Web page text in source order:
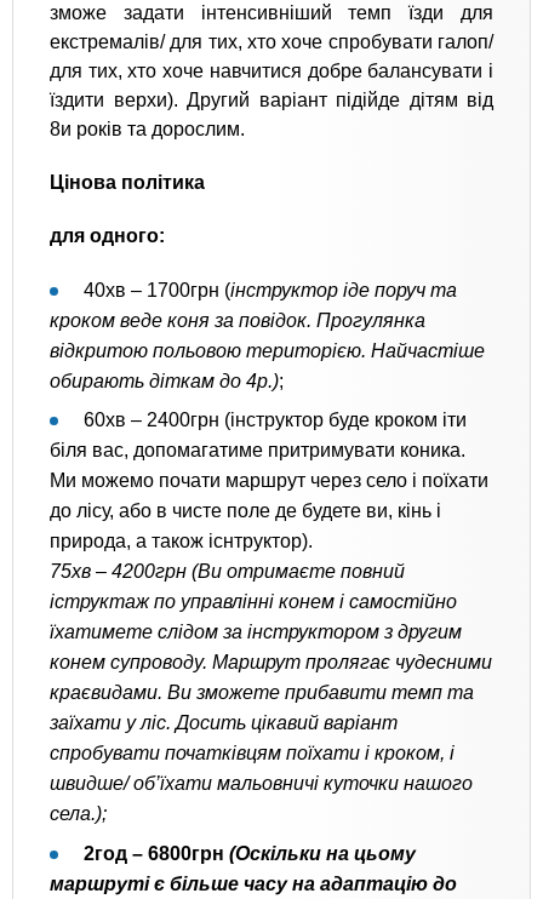
зможе задати інтенсивніший темп їзди для
екстремалів/ для тих, хто хоче спробувати галоп/
для тих, хто хоче навчитися добре балансувати і
їздити верхи). Другий варіант підійде дітям від
8и років та дорослим.
Цінова політика
для одного:
40хв – 1700грн (інструктор іде поруч та
кроком веде коня за повідок. Прогулянка
відкритою польовою територією. Найчастіше
обирають діткам до 4р.);
60хв – 2400грн (інструктор буде кроком іти
біля вас, допомагатиме притримувати коника.
Ми можемо почати маршрут через село і поїхати
до лісу, або в чисте поле де будете ви, кінь і
природа, а також існтруктор).
75хв – 4200грн (Ви отримаєте повний
іструктаж по управлінні конем і самостійно
їхатимете слідом за інструктором з другим
конем супроводу. Маршрут пролягає чудесними
краєвидами. Ви зможете прибавити темп та
заїхати у ліс. Досить цікавий варіант
спробувати початківцям поїхати і кроком, і
швидше/ об’їхати мальовничі куточки нашого
села.);
2год – 6800грн (Оскільки на цьому
маршруті є більше часу на адаптацію до